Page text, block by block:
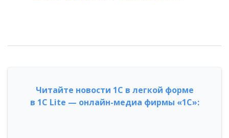
Читайте новости 1С в легкой форме
в 1С Lite — онлайн-медиа фирмы «1С»: